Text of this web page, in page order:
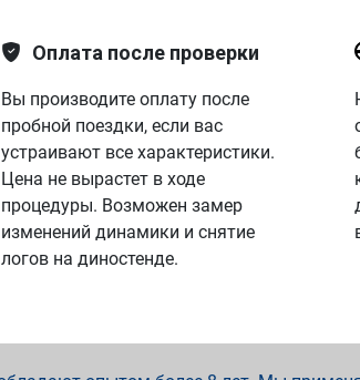
Оплата после проверки
Вы производите оплату после
пробной поездки, если вас
устраивают все характеристики.
Цена не вырастет в ходе
процедуры. Возможен замер
изменений динамики и снятие
логов на диностенде.